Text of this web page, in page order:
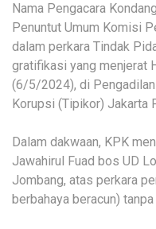
Nama Pengacara
Penuntut Umum Komisi
dalam perkara Tindak
gratifikasi yang menjerat
(6/5/2024), di
Korupsi (Tipikor) Jakarta
Dalam dakwaan, KPK
Jawahirul Fuad bos UD
Jombang, atas perkara
berbahaya beracun)